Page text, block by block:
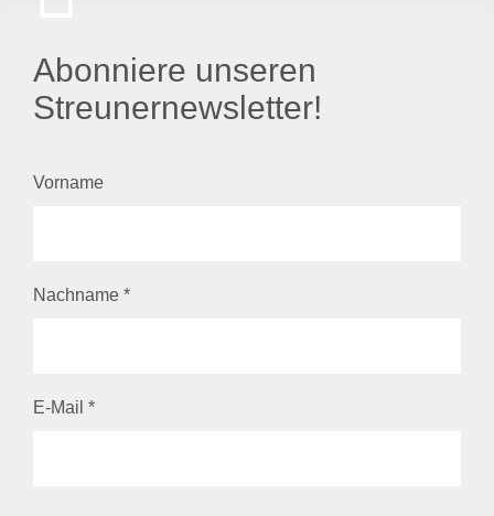
Abonniere unseren
Streunernewsletter!
Vorname
Nachname *
E-Mail *